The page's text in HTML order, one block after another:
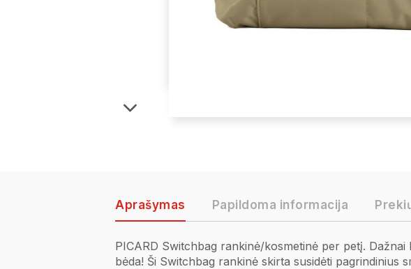
Aprašymas Papildoma informacija
PICARD Switchbag rankinė/kosmetinė per petį.
bėda! Ši Switchbag rankinė skirta susidėti pagrindinius